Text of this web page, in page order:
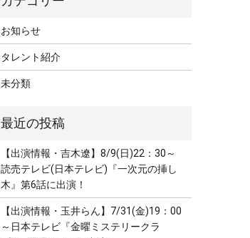
お知らせ
タレント紹介
未分類
【出演情報・吉木遼】8/9(日)22：30～
読売テレビ(日本テレビ)『一次元の挿し
木』第6話に出演！
【出演情報・玉井らん】7/31(金)19：00
～日本テレビ『金曜ミステリークラ